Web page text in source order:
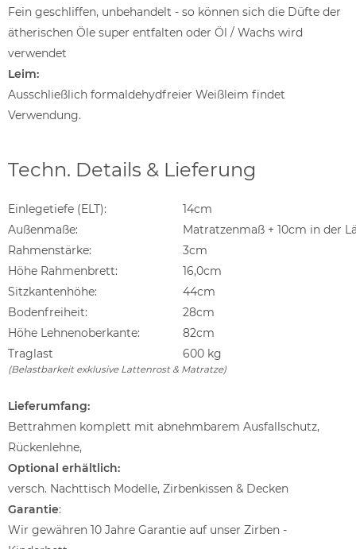
Fein geschliffen, unbehandelt - so können sich die Düfte der
ätherischen Öle super entfalten oder Öl / Wachs wird
verwendet
Leim:
Ausschließlich formaldehydfreier Weißleim findet
Verwendung.
Techn. Details & Lieferung
Einlegetiefe (ELT):
14cm
Außenmaße:
Matratzenmaß + 10cm in der
Rahmenstärke:
3cm
Höhe Rahmenbrett:
16,0cm
Sitzkantenhöhe:
44cm
Bodenfreiheit:
28cm
Höhe Lehnenoberkante:
82cm
Traglast
600 kg
(Belastbarkeit exklusive Lattenrost & Matratze)
Lieferumfang:
Bettrahmen komplett mit abnehmbarem Ausfallschutz,
Rückenlehne,
Optional erhältlich:
versch. Nachttisch Modelle, Zirbenkissen & Decken
Garantie:
Wir gewähren 10 Jahre Garantie auf unser Zirben -